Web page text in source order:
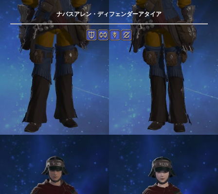
ナバスアレン・ディフェンダーアタイア